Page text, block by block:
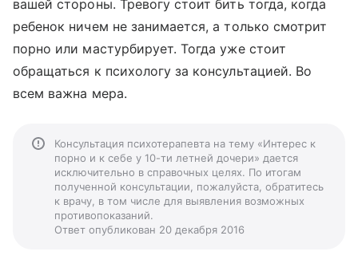
вашей стороны. Тревогу стоит бить тогда, когда
ребенок ничем не занимается, а только смотрит
порно или мастурбирует. Тогда уже стоит
обращаться к психологу за консультацией. Во
всем важна мера.
Консультация психотерапевта на тему «Интерес к
порно и к себе у 10-ти летней дочери» дается
исключительно в справочных целях. По итогам
полученной консультации, пожалуйста, обратитесь
к врачу, в том числе для выявления возможных
противопоказаний.
Ответ опубликован 20 декабря 2016